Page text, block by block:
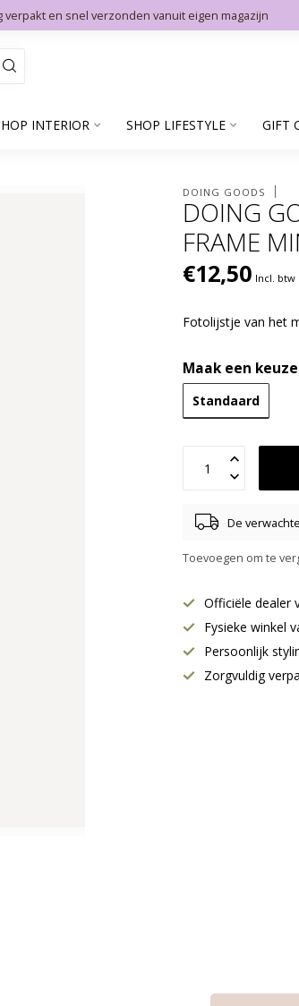
verpakt en snel verzonden vanuit eigen magazijn
INTERIOR SHOP LIFESTYLE GIFT
DOING GOODS
DOING
FRAME
€12,50 Incl. btw
Fotolijstje van het
Maak een
Standaard
De
Toevoegen om te
Officiële dealer
Fysieke winkel
Persoonlijk
Zorgvuldig